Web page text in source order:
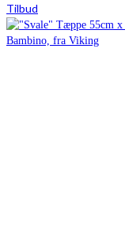
pris
var:
pris
Tilbud